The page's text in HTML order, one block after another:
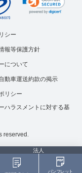
法人
パンフレット
シー
報等保護方針
について
動車運送約款の掲示
リシー
ハラスメントに対する基
reserved.